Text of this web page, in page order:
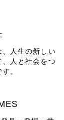
、人生の新しい
人と社会をつ
。